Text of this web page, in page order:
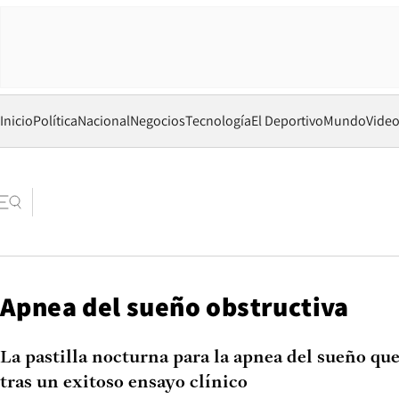
InicioPolíticaNacionalNegociosTecnologíaEl DeportivoMundo
Apnea del sueño obstructiva
La pastilla nocturna para la apnea del sueño
tras un exitoso ensayo clínico